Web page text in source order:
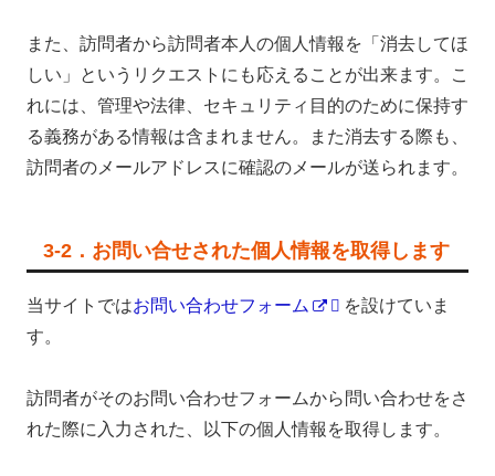
また、訪問者から訪問者本人の個人情報を「消去してほ
しい」というリクエストにも応えることが出来ます。こ
れには、管理や法律、セキュリティ目的のために保持す
る義務がある情報は含まれません。また消去する際も、
訪問者のメールアドレスに確認のメールが送られます。
3-2．お問い合せされた個人情報を取得します
当サイトではお問い合わせフォーム
を設けていま
す。
訪問者がそのお問い合わせフォームから問い合わせをさ
れた際に入力された、以下の個人情報を取得します。